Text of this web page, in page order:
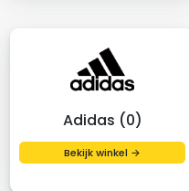
Adidas (0)
Bekijk winkel →